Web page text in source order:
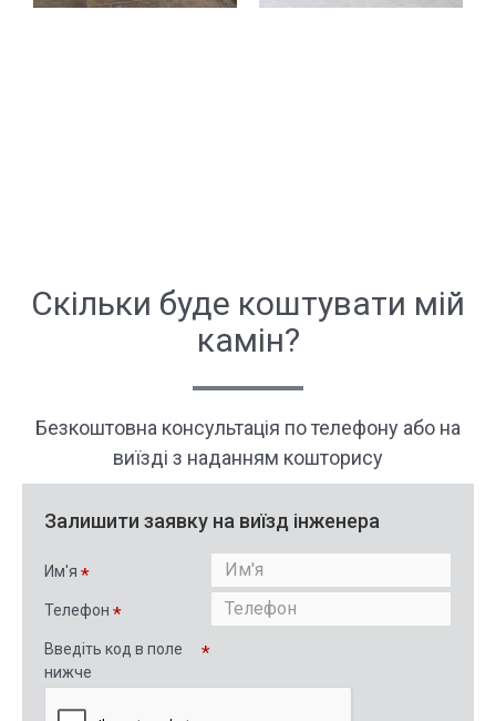
Скільки буде коштувати мій
камін?
Безкоштовна консультація по телефону або на
виїзді з наданням кошторису
Залишити заявку на виїзд інженера
Им'я
Телефон
Введіть код в поле
нижче